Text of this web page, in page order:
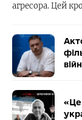
агресора. Цей
«Це